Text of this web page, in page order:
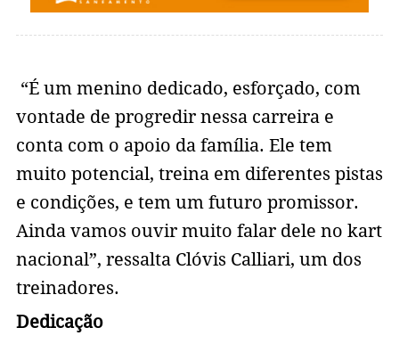
“É um menino dedicado, esforçado, com
vontade de progredir nessa carreira e
conta com o apoio da família. Ele tem
muito potencial, treina em diferentes pistas
e condições, e tem um futuro promissor.
Ainda vamos ouvir muito falar dele no kart
nacional”, ressalta Clóvis Calliari, um dos
treinadores.
Dedicação